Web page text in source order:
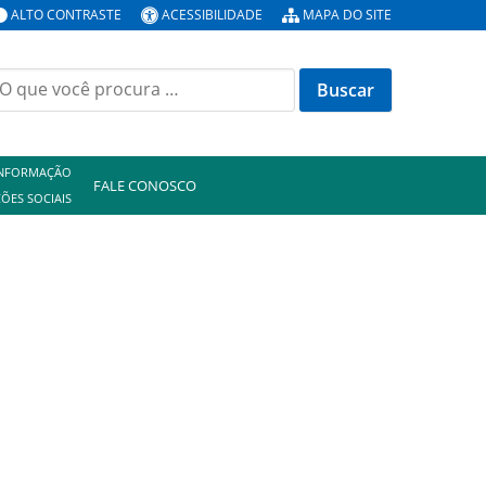
ALTO CONTRASTE ACESSIBILIDADE MAPA DO SITE
Buscar
SOCIAIS
FALE CONOSCO